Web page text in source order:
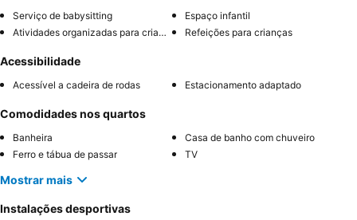
Serviço de babysitting
Espaço infantil
Atividades organizadas para crianças
Refeições para crianças
Acessibilidade
Acessível a cadeira de rodas Estacionamento adaptado
Comodidades nos quartos
Banheira
Casa de banho com chuveiro
Ferro e tábua de passar
TV
Mostrar mais
Instalações desportivas